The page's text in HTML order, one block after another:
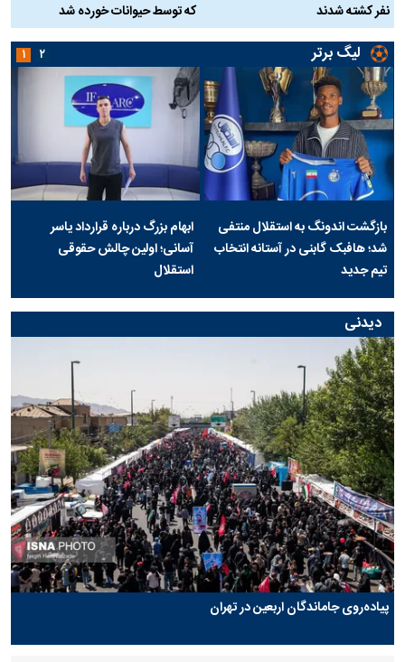
نفر کشته شدند
که توسط حیوانات خورده شد
لیگ برتر
بازگشت اندونگ به استقلال منتفی
شد؛ هافبک گابنی در آستانه انتخاب
تیم جدید
ابهام بزرگ درباره قرارداد یاسر
آسانی؛ اولین چالش حقوقی
استقلال
۱ ۲
دیدنی
پیاده‌روی جاماندگان اربعین در تهران